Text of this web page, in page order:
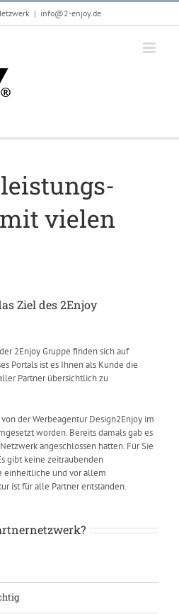
| info@2-enjoy.de
vielen
Ziel des 2Enjoy
2Enjoy Gruppe finden sich auf
Portals ist es Ihnen als Kunde die
Partner übersichtlich zu
der Werbeagentur Design2Enjoy im
worden. Bereits damals gab es
angeschlossen hatten. Für Sie
gibt keine zeitraubenden
einheitliche und vor allem
ist für alle Partner entstanden.